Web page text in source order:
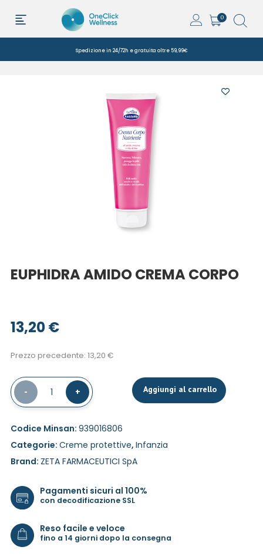
0
Spedizione in 24/72h e gratuita oltre 59,99€
EUPHIDRA AMIDO CREMA CORPO
13,20€
Prezzo precedente: 13,20 €
- 1 + Aggiungi al carrello
Codice Minsan: 939016806
Categorie: Creme protettive, Infanzia
Brand: ZETA FARMACEUTICI SpA
Pagamenti sicuri al 100%
con decodificazione SSL
Reso facile e veloce
fino a 14 giorni dopo la consegna